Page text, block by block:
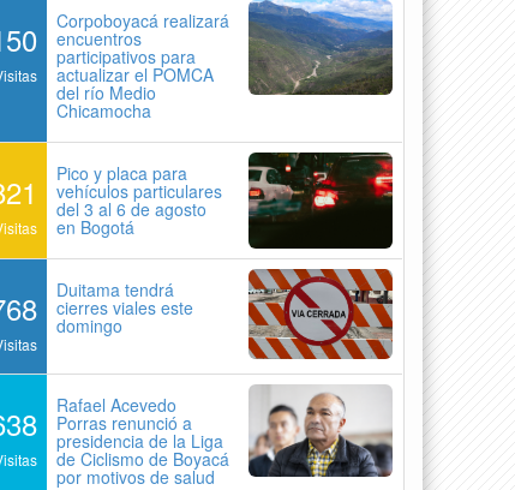
Corpoboyacá realizará
encuentros
participativos para
actualizar el POMCA
del río Medio
Chicamocha
Pico y placa para
vehículos particulares
del 3 al 6 de agosto
en Bogotá
Duitama tendrá
cierres viales este
domingo
Rafael Acevedo
Porras renunció a
presidencia de la Liga
de Ciclismo de Boyacá
por motivos de salud